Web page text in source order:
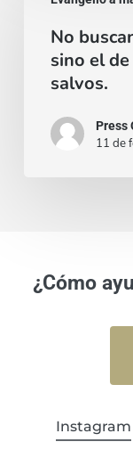
medio
amor
buscando
propio
beneficio,
sean
No
sino el
salvos.
Press
11 de
¿Cómo
Instagram